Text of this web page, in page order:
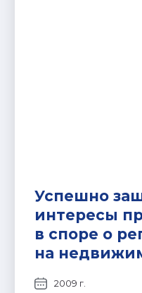
Успешно
интересы
в споре о
на
2009 г.